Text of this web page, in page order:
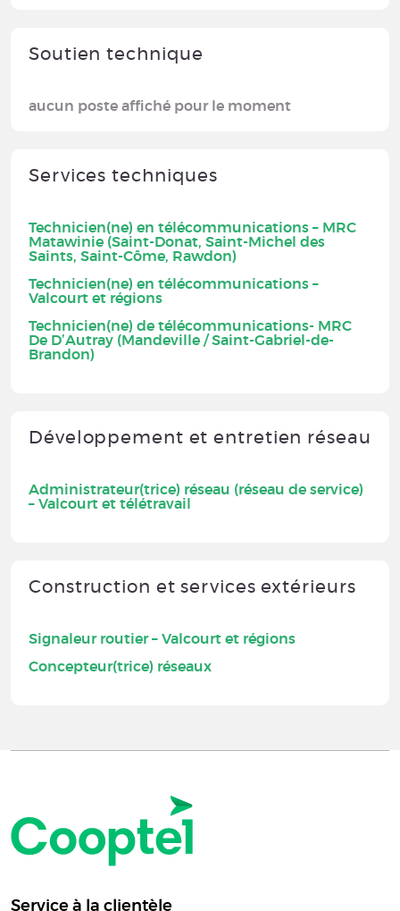
Soutien technique
aucun poste affiché pour le moment
Services techniques
Technicien(ne) en télécommunications – MRC
Matawinie (Saint-Donat, Saint-Michel des
Saints, Saint-Côme, Rawdon)
Technicien(ne) en télécommunications –
Valcourt et régions
Technicien(ne) de télécommunications- MRC
De D’Autray (Mandeville / Saint-Gabriel-de-
Brandon)
Développement et entretien réseau
Administrateur(trice) réseau (réseau de service)
– Valcourt et télétravail
Construction et services extérieurs
Signaleur routier – Valcourt et régions
Concepteur(trice) réseaux
Service à la clientèle